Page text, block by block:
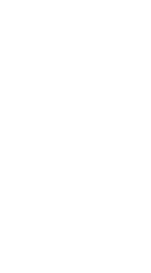
Gå med i
äventyr. Lev